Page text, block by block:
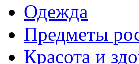
Одежда
Предметы
Красота и